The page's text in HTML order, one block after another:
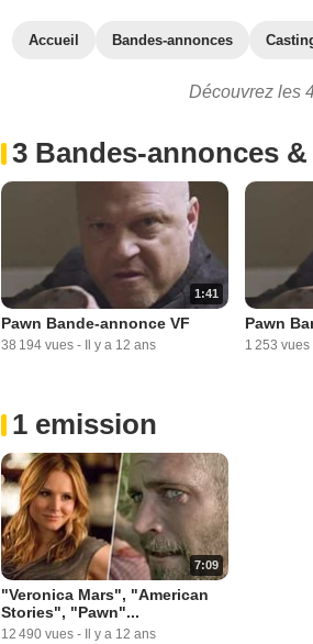
Accueil Bandes-annonces
Découvrez les
3 Bandes-annonces &
1:41
Pawn Bande-annonce VF
38 194 vues - Il y a 12 ans
Pawn
1 253 vues
1 emission
7:09
"Veronica Mars", "American
Stories", "Pawn"...
12 490 vues - Il y a 12 ans